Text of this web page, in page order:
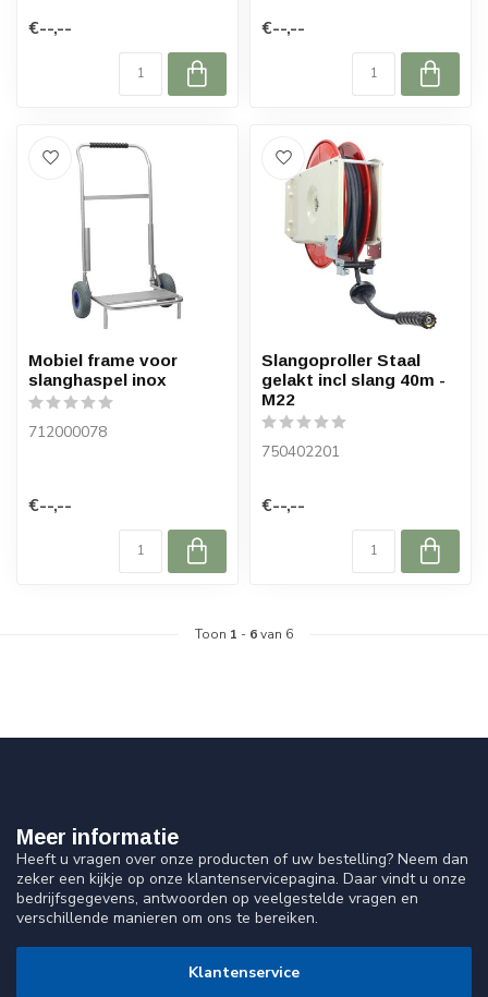
€--,-- €--,--
Mobiel frame voor
slanghaspel inox
712000078
€--,--
Slangoproller Staal
gelakt incl slang 40m -
M22
750402201
€--,--
Toon 1 - 6van 6
Meer informatie
Heeft u vragen over onze producten of uw bestelling? Neem dan
zeker een kijkje op onze klantenservicepagina. Daar vindt u onze
bedrijfsgegevens, antwoorden op veelgestelde vragen en
verschillende manieren om ons te bereiken.
Klantenservice